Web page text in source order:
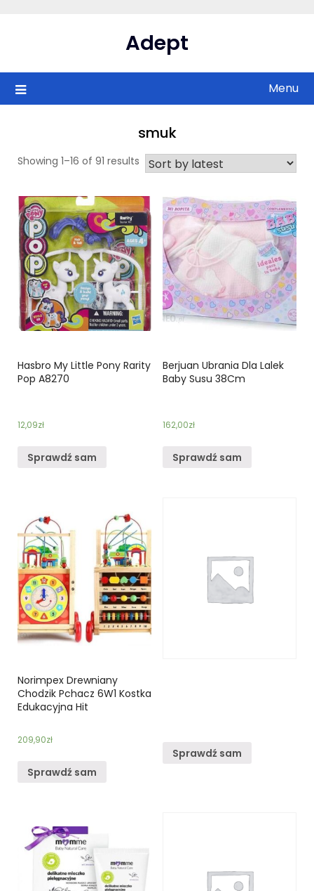
Adept
Menu
smuk
Showing 1–16 of 91 results
Hasbro My Little Pony Rarity
Pop A8270
12,09zł
Sprawdź sam
Berjuan Ubrania Dla Lalek
Baby Susu 38Cm
162,00zł
Sprawdź sam
Norimpex Drewniany
Chodzik Pchacz 6W1 Kostka
Edukacyjna Hit
209,90zł
Sprawdź sam
Sprawdź sam